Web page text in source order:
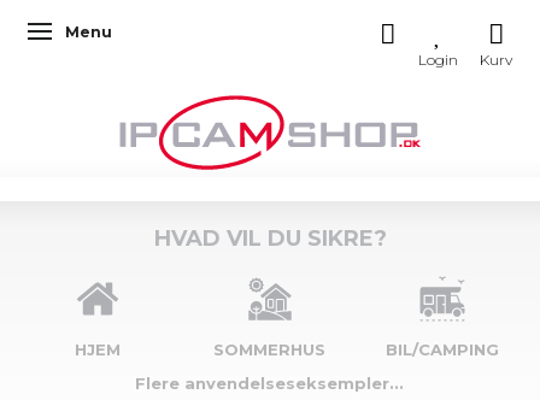
Skifte navigation
Menu
HVAD VIL DU SIKRE?
HJEM SOMMERHUS
BIL/CAMPING
Flere anvendelseseksempler...